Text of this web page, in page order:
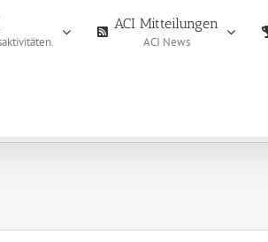
ACI Mitteilungen
ACI News